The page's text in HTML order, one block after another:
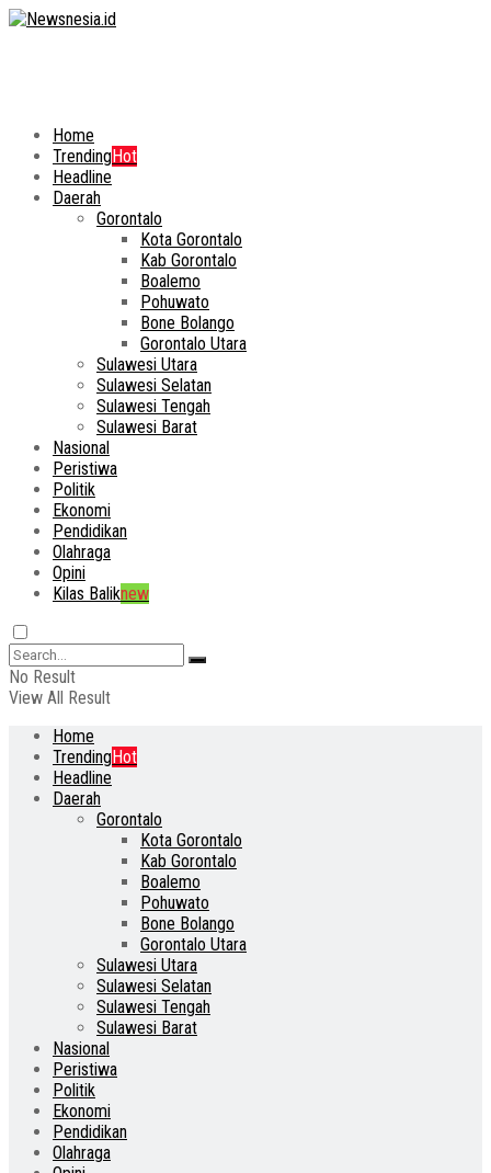
Home
TrendingHot
Headline
Daerah
Gorontalo
Kota Gorontalo
Kab Gorontalo
Boalemo
Pohuwato
Bone Bolango
Gorontalo Utara
Sulawesi Utara
Sulawesi Selatan
Sulawesi Tengah
Sulawesi Barat
Nasional
Peristiwa
Politik
Ekonomi
Pendidikan
Olahraga
Opini
Kilas Baliknew
No Result
View All Result
Home
TrendingHot
Headline
Daerah
Gorontalo
Kota Gorontalo
Kab Gorontalo
Boalemo
Pohuwato
Bone Bolango
Gorontalo Utara
Sulawesi Utara
Sulawesi Selatan
Sulawesi Tengah
Sulawesi Barat
Nasional
Peristiwa
Politik
Ekonomi
Pendidikan
Olahraga